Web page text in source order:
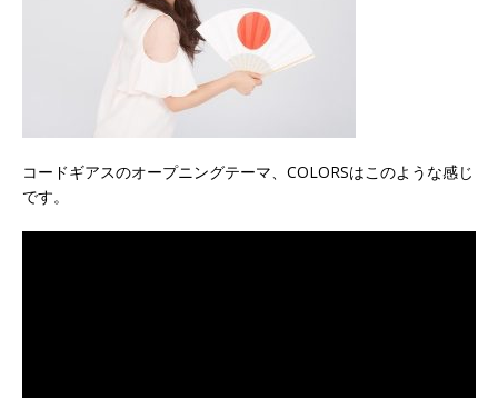
コードギアスのオープニングテーマ、COLORSはこのような感じ
です。